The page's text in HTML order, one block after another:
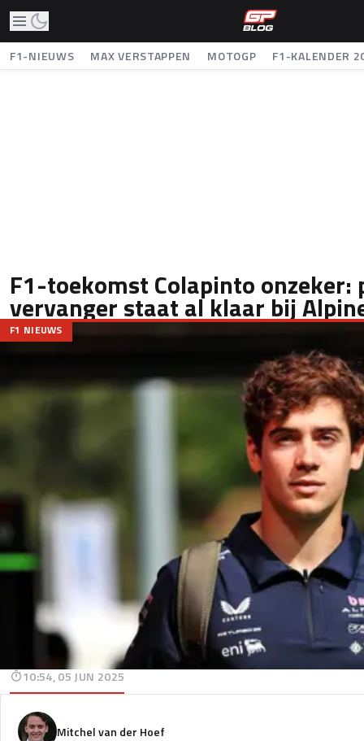
F1-NIEUWS MAX VERSTAPPEN MOTOGP F1-KALENDER
F1-toekomst Colapinto onzeker:
vervanger staat al klaar bij
F1 NIEUWS
10:54, 05 JUN 2025
Mitchel van der Hoef